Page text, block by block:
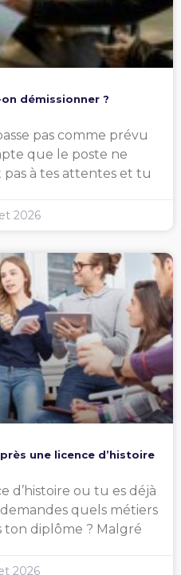
démissionner ?
pas comme prévu
que le poste ne
à tes attentes et tu
2026
une licence d’histoire
d’histoire ou tu es déjà
quels métiers
ton diplôme ? Malgré
2026